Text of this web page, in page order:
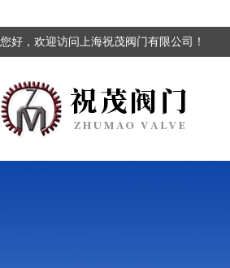
您好，欢迎访问上海祝茂阀门有限公司！